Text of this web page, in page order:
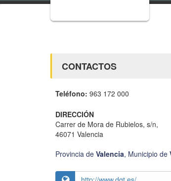
CONTACTOS
Teléfono: 963 172 000
DIRECCIÓN
Carrer de Mora de Rubielos, s/n,
46071 Valencia
Provincia de Valencia, Municipio de